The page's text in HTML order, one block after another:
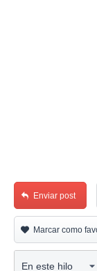
Enviar post
Marcar como